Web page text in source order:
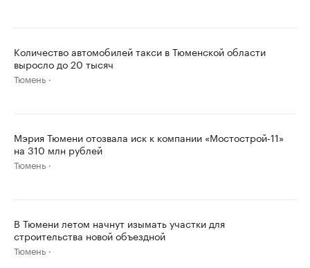
Количество автомобилей такси в Тюменской области
выросло до 20 тысяч
Тюмень
Мэрия Тюмени отозвала иск к компании «Мостострой-11»
на 310 млн рублей
Тюмень
В Тюмени летом начнут изымать участки для
строительства новой объездной
Тюмень